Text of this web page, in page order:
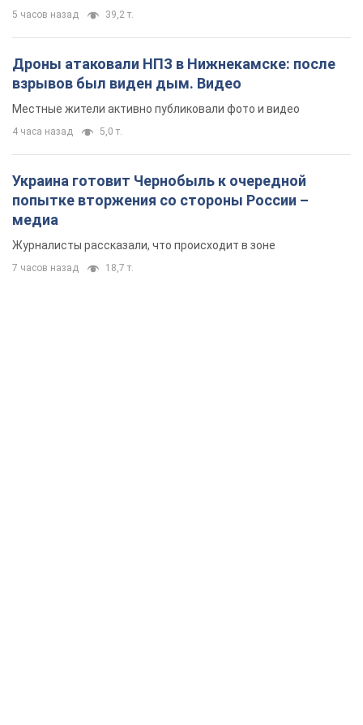
5 часов назад 39,2 т.
Дроны атаковали НПЗ в Нижнекамске: после
взрывов был виден дым. Видео
Местные жители активно публиковали фото и видео
4 часа назад 5,0 т.
Украина готовит Чернобыль к очередной
попытке вторжения со стороны России –
медиа
Журналисты рассказали, что происходит в зоне
7 часов назад 18,7 т.